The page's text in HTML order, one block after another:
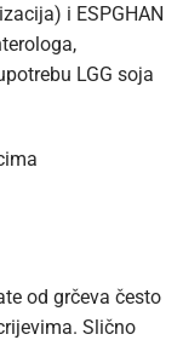
i ESPGHAN
LGG soja
od grčeva često
Slično